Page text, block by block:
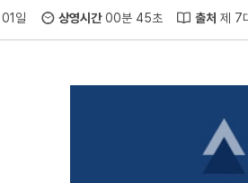
일 상영시간00분 45초 출처 제 7